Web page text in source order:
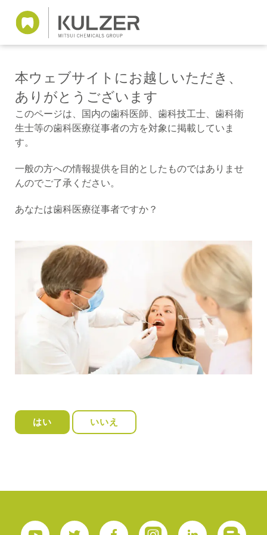
本ウェブサイトにお越しいただき、
ありがとうございます
このページは、国内の歯科医師、歯科技工士、歯科衛
生士等の歯科医療従事者の方を対象に掲載していま
す。
一般の方への情報提供を目的としたものではありませ
んのでご了承ください。
あなたは歯科医療従事者ですか？